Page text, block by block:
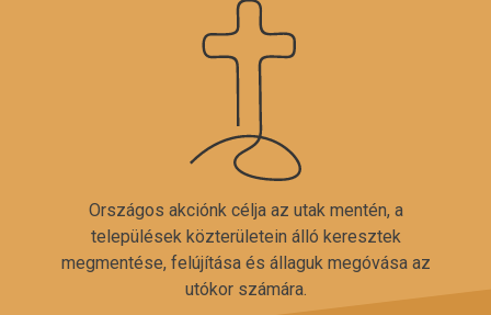
Országos akciónk célja az utak mentén, a
települések közterületein álló keresztek
megmentése, felújítása és állaguk megóvása az
utókor számára.